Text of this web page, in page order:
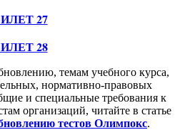
27
28
темам учебного курса,
нормативно-правовых
и специальные требования к
организаций, читайте в статье
тестов Олимпокс.